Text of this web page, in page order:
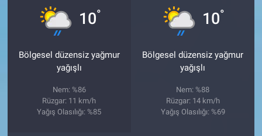
10°
Bölgesel düzensiz yağmur
yağışlı
Nem: %86
Rüzgar: 11 km/h
Yağış Olasılığı: %85
10°
Bölgesel düzensiz yağmur
yağışlı
Nem: %88
Rüzgar: 14 km/h
Yağış Olasılığı: %69